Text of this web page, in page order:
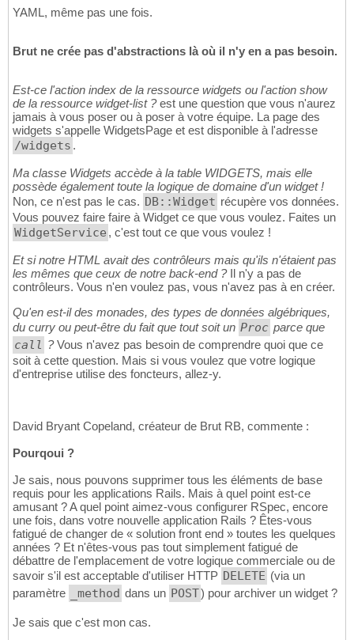
YAML, même pas une fois.
Brut ne crée pas d'abstractions là où il n'y en a pas besoin.
Est-ce l'action index de la ressource widgets ou l'action show
de la ressource widget-list ?est une question que vous n'aurez
jamais à vous poser ou à poser à votre équipe. La page des
widgets s'appelle WidgetsPage et est disponible à l'adresse
/widgets .
Ma classe Widgets accède à la table WIDGETS, mais elle
possède également toute la logique de domaine d'un widget !
Non, ce n'est pas le cas. DB::Widget récupère vos données.
Vous pouvez faire faire à Widget ce que vous voulez. Faites un
WidgetService , c'est tout ce que vous voulez !
Et si notre HTML avait des contrôleurs mais qu'ils n'étaient pas
les mêmes que ceux de notre back-end ?Il n'y a pas de
contrôleurs. Vous n'en voulez pas, vous n'avez pas à en créer.
Qu'en est-il des monades, des types de données algébriques,
du curry ou peut-être du fait que tout soit un Proc parce que
call ?Vous n'avez pas besoin de comprendre quoi que ce
soit à cette question. Mais si vous voulez que votre logique
d'entreprise utilise des foncteurs, allez-y.
David Bryant Copeland, créateur de Brut RB, commente :
Pourqoui ?
Je sais, nous pouvons supprimer tous les éléments de base
requis pour les applications Rails. Mais à quel point est-ce
amusant ? A quel point aimez-vous configurer RSpec, encore
une fois, dans votre nouvelle application Rails ? Êtes-vous
fatigué de changer de « solution front end » toutes les quelques
années ? Et n'êtes-vous pas tout simplement fatigué de
débattre de l'emplacement de votre logique commerciale ou de
savoir s'il est acceptable d'utiliser HTTP DELETE (via un
paramètre
_method dans un POST) pour archiver un widget ?
Je sais que c'est mon cas.